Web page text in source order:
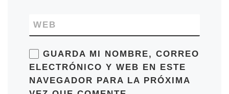
WEB
GUARDA MI NOMBRE, CORREO
ELECTRÓNICO Y WEB EN ESTE
NAVEGADOR PARA LA PRÓXIMA